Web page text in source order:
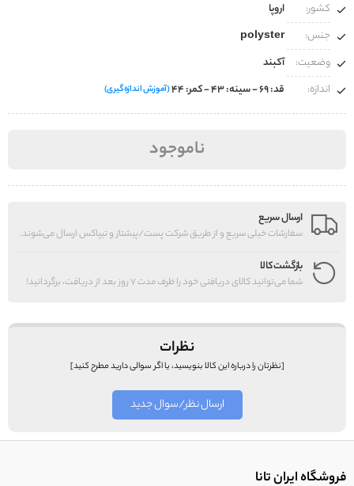
کشور:
اروپا
جنس:
polyster
وضعیت:
آکبند
اندازه:
قد: 69 - سینه: 43 - کمر: 44 (آموزش اندازه‌گیری)
ناموجود
ارسال سریع
سفارشات خیلی سریع و از طریق شرکت پست/پیشتاز و تیپاکس ارسال می‌شوند.
بازگشت کالا
شما می‌توانید کالای دریافتی خود را ظرف مدت 7 روز بعد از دریافت، برگردانید!
نظرات
[نظرتان را درباره این کالا بنویسید، یا اگر سوالی دارید مطرح کنید]
ارسال نظر/سوال جدید
فروشگاه ایران تانا